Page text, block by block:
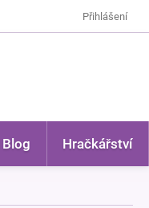
Přihlášení
Blog Hračkářství